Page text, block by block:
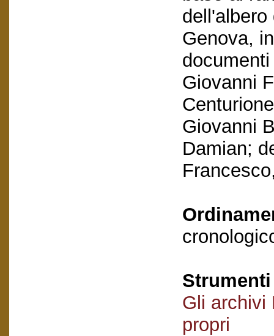
Genova,
Giovanni
Giovanni
Damian;
Gli archivi
propri